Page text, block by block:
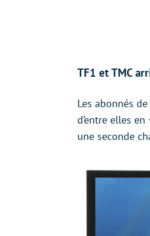
TF1 et TMC
Les abonnés de
d’entre elles
une seconde